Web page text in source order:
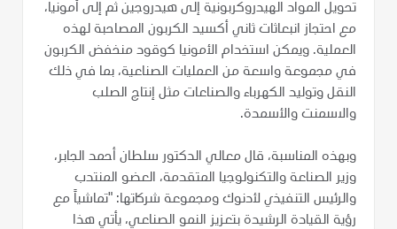
تحويل المواد الهيدروكربونية إلى هيدروجين ثم إلى أمونيا،
مع احتجاز انبعاثات ثاني أكسيد الكربون المصاحبة لهذه
العملية. ويمكن استخدام الأمونيا كوقود منخفض الكربون
في مجموعة واسعة من العمليات الصناعية، بما في ذلك
النقل وتوليد الكهرباء والصناعات مثل إنتاج الصلب
والاسمنت والأسمدة.
وبهذه المناسبة، قال معالي الدكتور سلطان أحمد الجابر،
وزير الصناعة والتكنولوجيا المتقدمة، العضو المنتدب
والرئيس التنفيذي لأدنوك ومجموعة شركاتها: "تماشياً مع
رؤية القيادة الرشيدة بتعزيز النمو الصناعي، يأتي هذا